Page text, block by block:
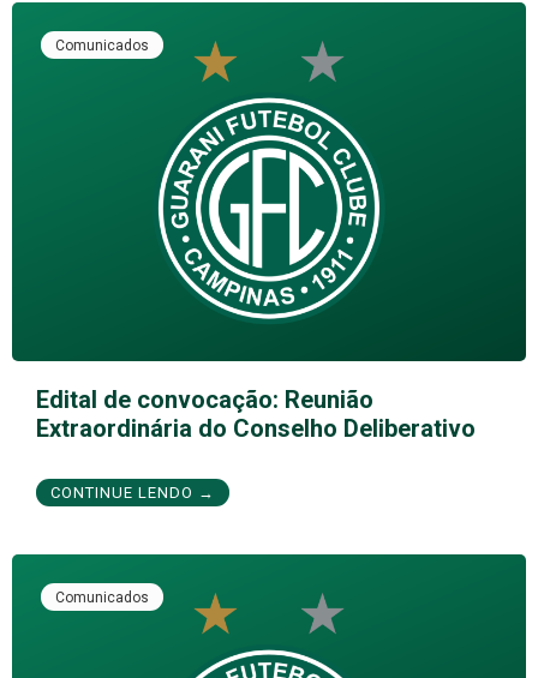
Comunicados
Edital de convocação: Reunião
Extraordinária do Conselho Deliberativo
CONTINUE LENDO →
Comunicados